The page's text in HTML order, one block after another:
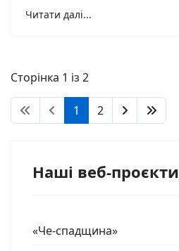
Читати далі...
Сторінка 1 із 2
1 2
Наші веб-проєкти
«Че-спадщина»